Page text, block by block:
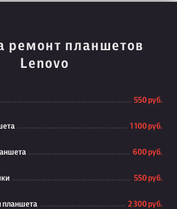
ремонт планшетов
Lenovo
550 руб.
1 100 руб.
600 руб.
550 руб.
планшета 2 300 руб.